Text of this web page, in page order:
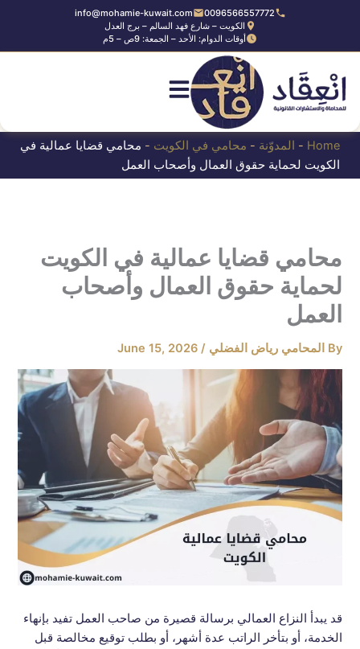
0096566557772
info@mohamie-kuwait.com
الكويت – شارع فهد السالم – برج العدل
أوقات الدوام: الأحد – الجمعة: 9ص – 5م
Home
- المدوّنة - محامي في الكويت - محامي قضايا عمالية في
الكويت لحماية حقوق العمال وأصحاب العمل
محامي قضايا عمالية في الكويت
لحماية حقوق العمال وأصحاب
العمل
By المحامي رياض الفضلي /
June 15, 2026
قد يبدأ النزاع العمالي برسالة قصيرة من صاحب العمل تفيد بإنهاء
الخدمة، أو بتأخر الراتب عدة أشهر، أو بطلب توقيع مخالصة قبل